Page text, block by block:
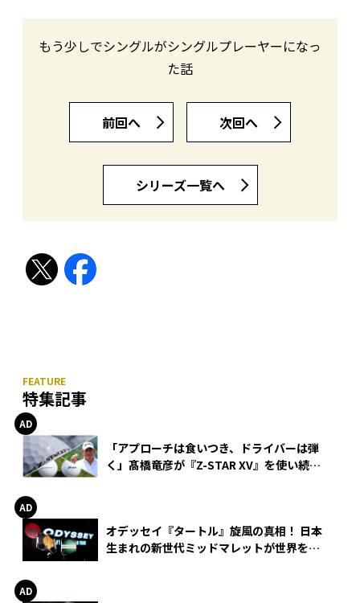
もう少しでシングルがシングルプレーヤーになっ
た話
前回へ 次回へ
シリーズ一覧へ
特集記事
「アプローチは食いつき、ドライバーは弾
く」髙橋竜彦が『Z-STAR XV』を使い続け
オデッセイ『タートル』旋風の真相！ 日本
生まれの新世代ミッドマレットが世界を席